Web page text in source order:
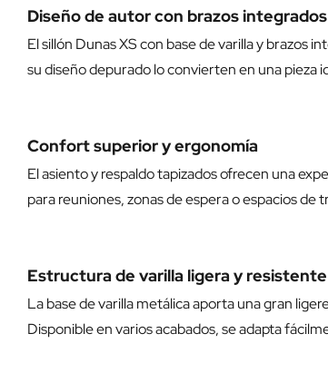
Diseño de autor con brazos integrados
El sillón Dunas XS con base de varilla y
su diseño depurado lo convierten en una pieza
Confort superior y ergonomía
El asiento y respaldo tapizados ofrecen una
para reuniones, zonas de espera o espacios
Estructura de varilla ligera y resistente
La base de varilla metálica aporta una gran
Disponible en varios acabados, se adapta